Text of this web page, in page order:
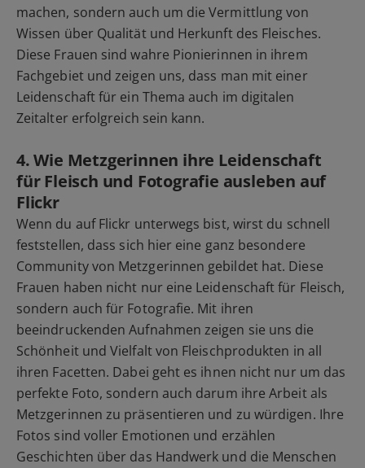
machen, sondern auch um die Vermittlung von
Wissen über Qualität und Herkunft des Fleisches.
Diese Frauen sind wahre Pionierinnen in ihrem
Fachgebiet und zeigen uns, dass man mit einer
Leidenschaft für ein Thema auch im digitalen
Zeitalter erfolgreich sein kann.
4. Wie Metzgerinnen ihre Leidenschaft
für Fleisch und Fotografie ausleben auf
Flickr
Wenn du auf Flickr unterwegs bist, wirst du schnell
feststellen, dass sich hier eine ganz besondere
Community von Metzgerinnen gebildet hat. Diese
Frauen haben nicht nur eine Leidenschaft für Fleisch,
sondern auch für Fotografie. Mit ihren
beeindruckenden Aufnahmen zeigen sie uns die
Schönheit und Vielfalt von Fleischprodukten in all
ihren Facetten. Dabei geht es ihnen nicht nur um das
perfekte Foto, sondern auch darum ihre Arbeit als
Metzgerinnen zu präsentieren und zu würdigen. Ihre
Fotos sind voller Emotionen und erzählen
Geschichten über das Handwerk und die Menschen